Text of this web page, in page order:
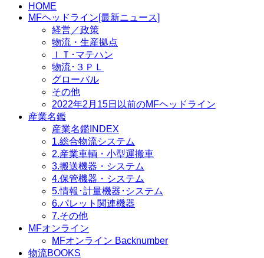
HOME
MFヘッドライン[最新ニュース]
経営／政策
物流・生産拠点
ＩＴ･マテハン
物流･３ＰＬ
グローバル
その他
2022年2月15日以前のMFヘッドライン
産業名鑑
産業名鑑INDEX
1.総合物流システム
2.産業車輌・小型運搬車
3.搬送機器・システム
4.保管機器・システム
5.情報･計量機器･システム
6.パレット関連機器
7.その他
MFオンライン
MFオンライン Backnumber
物流BOOKS